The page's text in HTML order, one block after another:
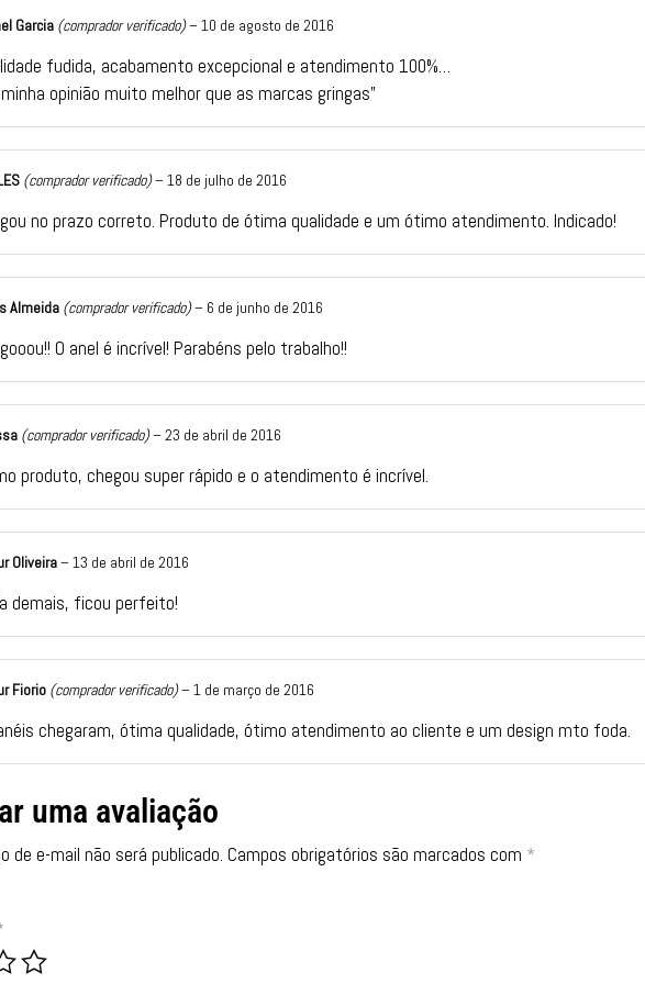
Garcia (comprador verificado)– 10 de agosto de 2016
fudida, acabamento excepcional e atendimento 100%…
minha opinião muito melhor que as marcas gringas”
(comprador verificado)– 18 de julho de 2016
no prazo correto. Produto de ótima qualidade e um ótimo atendimento. Indicado!
Almeida (comprador verificado)– 6 de junho de 2016
O anel é incrível! Parabéns pelo trabalho!!
(comprador verificado)– 23 de abril de 2016
produto, chegou super rápido e o atendimento é incrível.
Oliveira– 13 de abril de 2016
demais, ficou perfeito!
Fiorio (comprador verificado)– 1 de março de 2016
chegaram, ótima qualidade, ótimo atendimento ao cliente e um design mto foda.
uma avaliação
de e-mail não será publicado. Campos obrigatórios são marcados com *